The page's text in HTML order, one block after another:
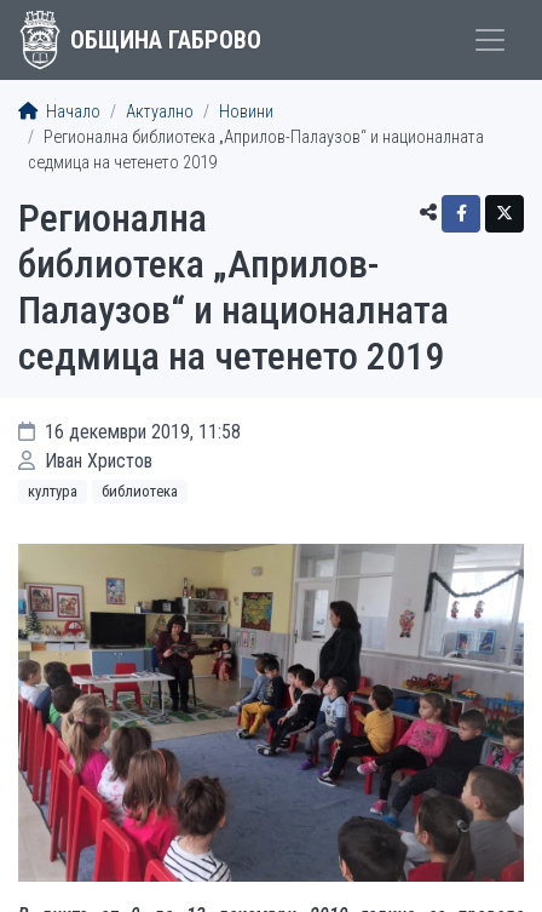
ОБЩИНА ГАБРОВО
Начало Актуално
Новини
Регионална библиотека „Априлов-Палаузов“ и националната
седмица на четенeто 2019
Регионална
библиотека „Априлов-
Палаузов“ и националната
седмица на четенeто 2019
16 декември 2019, 11:58
Иван Христов
култура библиотека